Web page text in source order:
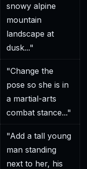
snowy alpine
mountain
landscape at
dusk..."
"Change the
pose so she is in
a martial-arts
combat stance..."
"Add a tall young
man standing
next to her, his